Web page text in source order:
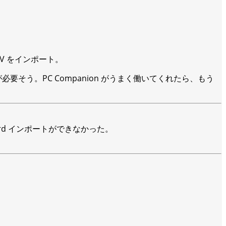
インポート。
要そう。PC Companion がうまく働いてくれたら、もう
ンポートができなかった。